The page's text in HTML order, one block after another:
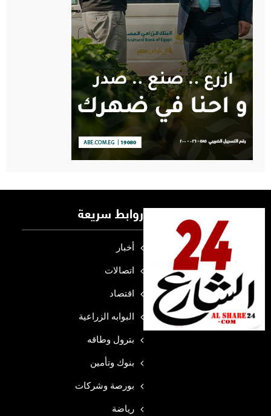
روابط سريعة
أخبار
اتصالات
اقتصاد
البوابه الزراعية
بترول وطاقه
بنوك وتأمين
بورصة وشركات
رياضة